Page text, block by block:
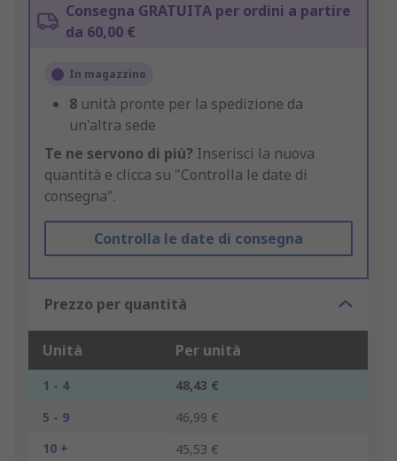
Consegna GRATUITA per ordini a partire
da 60,00 €
In magazzino
8 unità pronte per la spedizione da
un'altra sede
Te ne servono di più? Inserisci la nuova
quantità e clicca su "Controlla le date di
consegna".
Controlla le date di consegna
Prezzo per quantità
Unità Per unità
1 - 4
48,43 €
5 - 9
46,99 €
10 +
45,53 €